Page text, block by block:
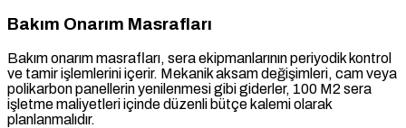
Bakım Onarım Masrafları
Bakım onarım masrafları, sera ekipmanlarının periyodik kontrol
ve tamir işlemlerini içerir. Mekanik aksam değişimleri, cam veya
polikarbon panellerin yenilenmesi gibi giderler, 100 M2 sera
işletme maliyetleri içinde düzenli bütçe kalemi olarak
planlanmalıdır.